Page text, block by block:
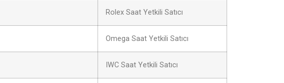
Rolex Saat Yetkili Satıcı
Omega Saat Yetkili Satıcı
IWC Saat Yetkili Satıcı